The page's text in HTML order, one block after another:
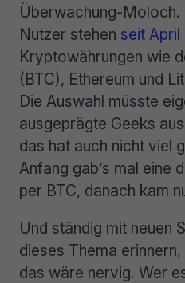
Überwachung-Moloch.
Nutzer stehen seit April
Kryptowährungen wie
(BTC), Ethereum und
Die Auswahl müsste
ausgeprägte Geeks
das hat auch nicht viel
Anfang gab’s mal eine
per BTC, danach kam
Und ständig mit neuen
dieses Thema
das wäre nervig. Wer